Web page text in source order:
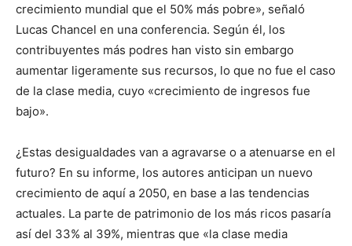
crecimiento mundial que el 50% más pobre», señaló
Lucas Chancel en una conferencia. Según él, los
contribuyentes más podres han visto sin embargo
aumentar ligeramente sus recursos, lo que no fue el caso
de la clase media, cuyo «crecimiento de ingresos fue
bajo».
¿Estas desigualdades van a agravarse o a atenuarse en el
futuro? En su informe, los autores anticipan un nuevo
crecimiento de aquí a 2050, en base a las tendencias
actuales. La parte de patrimonio de los más ricos pasaría
así del 33% al 39%, mientras que «la clase media